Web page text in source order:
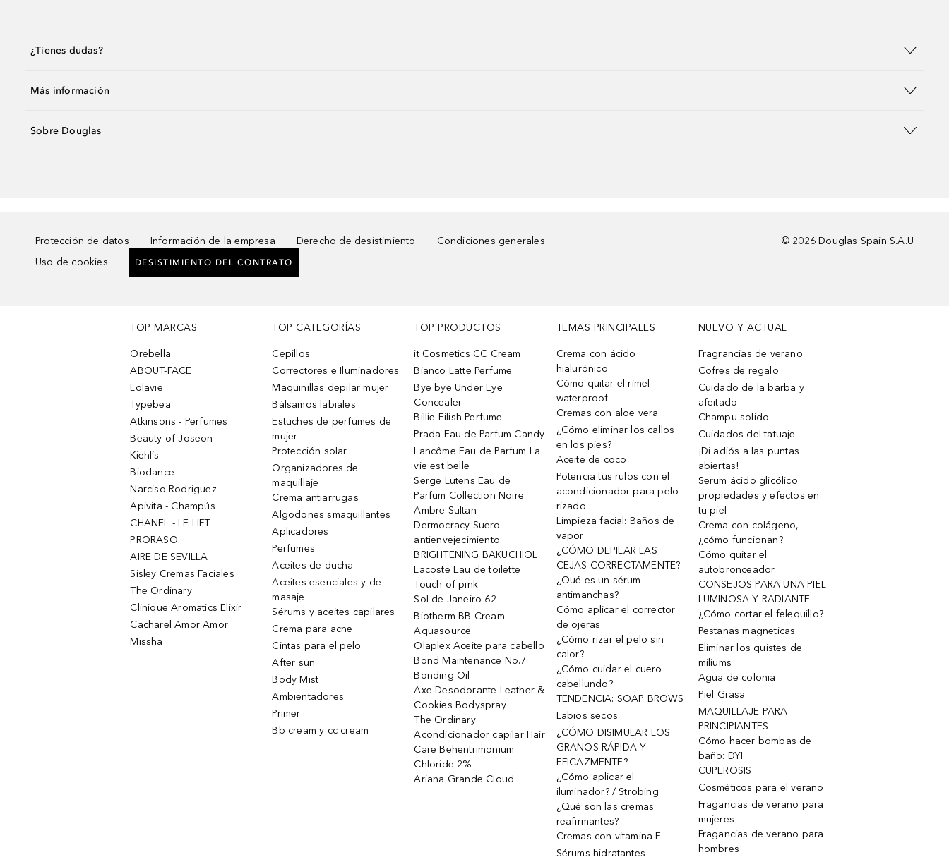
¿Tienes dudas?
Más información
Sobre Douglas
Protección de datos Información de la empresa Derecho de desistimiento
Condiciones generales
Uso de cookies
DESISTIMIENTO DEL CONTRATO
© 2026 Douglas Spain S.A.U
TOP MARCAS
Orebella
ABOUT-FACE
Lolavie
Typebea
Atkinsons - Perfumes
Beauty of Joseon
Kiehl’s
Biodance
Narciso Rodriguez
Apivita - Champús
CHANEL - LE LIFT
PRORASO
AIRE DE SEVILLA
Sisley Cremas Faciales
The Ordinary
Clinique Aromatics Elixir
Cacharel Amor Amor
Missha
TOP CATEGORÍAS
Cepillos
Correctores e Iluminadores
Maquinillas depilar mujer
Bálsamos labiales
Estuches de perfumes de
mujer
Protección solar
Organizadores de
maquillaje
Crema antiarrugas
Algodones smaquillantes
Aplicadores
Perfumes
Aceites de ducha
Aceites esenciales y de
masaje
Sérums y aceites capilares
Crema para acne
Cintas para el pelo
After sun
Body Mist
Ambientadores
Primer
Bb cream y cc cream
TOP PRODUCTOS
it Cosmetics CC Cream
Bianco Latte Perfume
Bye bye Under Eye
Concealer
Billie Eilish Perfume
Prada Eau de Parfum Candy
Lancôme Eau de Parfum La
vie est belle
Serge Lutens Eau de
Parfum Collection Noire
Ambre Sultan
Dermocracy Suero
antienvejecimiento
BRIGHTENING BAKUCHIOL
Lacoste Eau de toilette
Touch of pink
Sol de Janeiro 62
Biotherm BB Cream
Aquasource
Olaplex Aceite para cabello
Bond Maintenance No.7
Bonding Oil
Axe Desodorante Leather &
Cookies Bodyspray
The Ordinary
Acondicionador capilar Hair
Care Behentrimonium
Chloride 2%
Ariana Grande Cloud
TEMAS PRINCIPALES
Crema con ácido
hialurónico
Cómo quitar el rímel
waterproof
Cremas con aloe vera
¿Cómo eliminar los callos
en los pies?
Aceite de coco
Potencia tus rulos con el
acondicionador para pelo
rizado
Limpieza facial: Baños de
vapor
¿CÓMO DEPILAR LAS
CEJAS CORRECTAMENTE?
¿Qué es un sérum
antimanchas?
Cómo aplicar el corrector
de ojeras
¿Cómo rizar el pelo sin
calor?
¿Cómo cuidar el cuero
cabellundo?
TENDENCIA: SOAP BROWS
Labios secos
¿CÓMO DISIMULAR LOS
GRANOS RÁPIDA Y
EFICAZMENTE?
¿Cómo aplicar el
iluminador? / Strobing
¿Qué son las cremas
reafirmantes?
Cremas con vitamina E
Sérums hidratantes
NUEVO Y ACTUAL
Fragrancias de verano
Cofres de regalo
Cuidado de la barba y
afeitado
Champu solido
Cuidados del tatuaje
¡Di adiós a las puntas
abiertas!
Serum ácido glicólico:
propiedades y efectos en
tu piel
Crema con colágeno,
¿cómo funcionan?
Cómo quitar el
autobronceador
CONSEJOS PARA UNA PIEL
LUMINOSA Y RADIANTE
¿Cómo cortar el felequillo?
Pestanas magneticas
Eliminar los quistes de
miliums
Agua de colonia
Piel Grasa
MAQUILLAJE PARA
PRINCIPIANTES
Cómo hacer bombas de
baño: DYI
CUPEROSIS
Cosméticos para el verano
Fragancias de verano para
mujeres
Fragancias de verano para
hombres